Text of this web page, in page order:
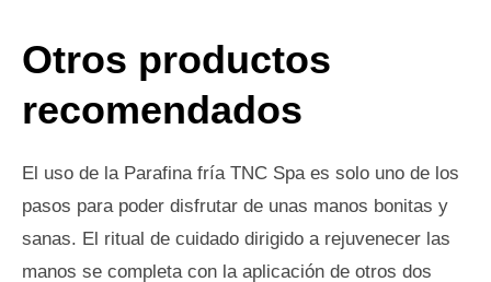
Otros productos
recomendados
El uso de la Parafina fría TNC Spa es solo uno de los
pasos para poder disfrutar de unas manos bonitas y
sanas. El ritual de cuidado dirigido a rejuvenecer las
manos se completa con la aplicación de otros dos